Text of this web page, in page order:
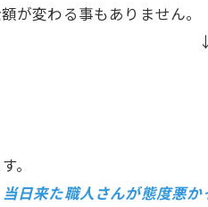
が変わる事もありません。
。
日来た職人さんが態度悪か